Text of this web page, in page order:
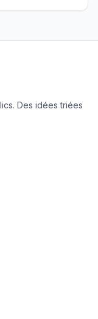
Des idées triées